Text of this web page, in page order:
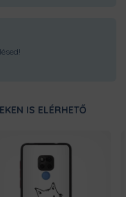
IS ELÉRHETŐ